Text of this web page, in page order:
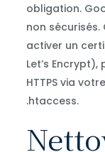
obligation.
non
activer un
Let’s
HTTPS via
.htaccess.